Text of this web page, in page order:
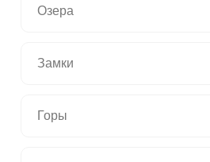
Озера
Замки
Горы